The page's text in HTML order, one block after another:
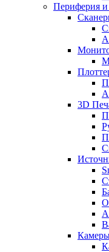
Периферия и
3D